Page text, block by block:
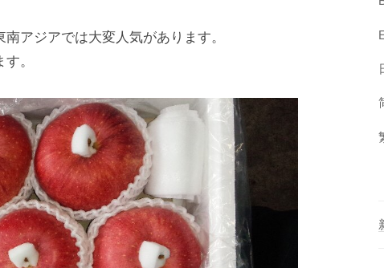
アジアでは大変人気があります。
。